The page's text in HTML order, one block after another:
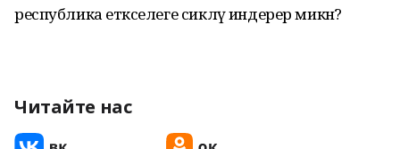
республика етәкселеге сикләү индерер микән?
Читайте нас